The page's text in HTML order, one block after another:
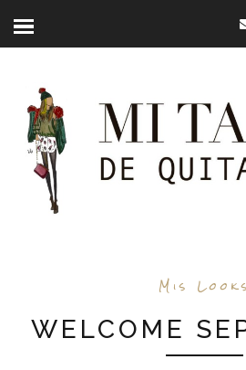
Mis Looks
WELCOME